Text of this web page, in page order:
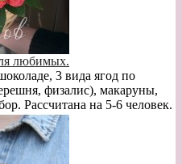
любимых.
3 вида ягод по
физалис), макаруны,
Рассчитана на 5-6 человек.